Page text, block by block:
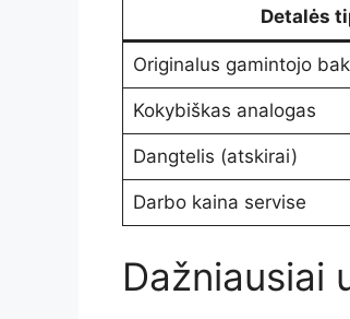
Detalės
Originalus gamintojo
Kokybiškas analogas
Dangtelis (atskirai)
Darbo kaina servise
Dažniausiai